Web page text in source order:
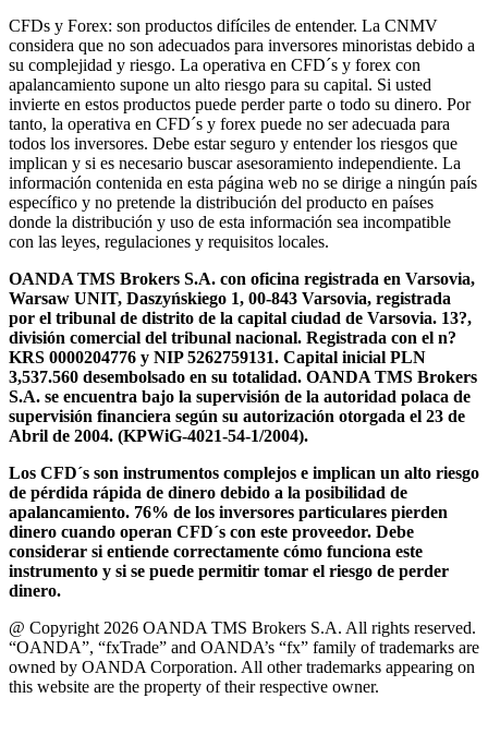
CFDs y Forex: son productos difíciles de entender. La CNMV
considera que no son adecuados para inversores minoristas debido a
su complejidad y riesgo. La operativa en CFD´s y forex con
apalancamiento supone un alto riesgo para su capital. Si usted
invierte en estos productos puede perder parte o todo su dinero. Por
tanto, la operativa en CFD´s y forex puede no ser adecuada para
todos los inversores. Debe estar seguro y entender los riesgos que
implican y si es necesario buscar asesoramiento independiente. La
información contenida en esta página web no se dirige a ningún país
específico y no pretende la distribución del producto en países
donde la distribución y uso de esta información sea incompatible
con las leyes, regulaciones y requisitos locales.
OANDA TMS Brokers S.A. con oficina registrada en Varsovia,
Warsaw UNIT, Daszyńskiego 1, 00-843 Varsovia, registrada
por el tribunal de distrito de la capital ciudad de Varsovia. 13?,
división comercial del tribunal nacional. Registrada con el n?
KRS 0000204776 y NIP 5262759131. Capital inicial PLN
3,537.560 desembolsado en su totalidad. OANDA TMS Brokers
S.A. se encuentra bajo la supervisión de la autoridad polaca de
supervisión financiera según su autorización otorgada el 23 de
Abril de 2004. (KPWiG-4021-54-1/2004).
Los CFD´s son instrumentos complejos e implican un alto riesgo
de pérdida rápida de dinero debido a la posibilidad de
apalancamiento. 76% de los inversores particulares pierden
dinero cuando operan CFD´s con este proveedor. Debe
considerar si entiende correctamente cómo funciona este
instrumento y si se puede permitir tomar el riesgo de perder
dinero.
@ Copyright 2026 OANDA TMS Brokers S.A. All rights reserved.
“OANDA”, “fxTrade” and OANDA’s “fx” family of trademarks are
owned by OANDA Corporation. All other trademarks appearing on
this website are the property of their respective owner.